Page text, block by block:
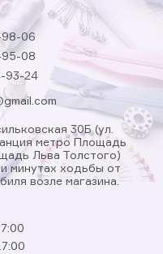
06
95-08
93-24
30Б (ул.
метро Площадь
Льва Толстого)
минутах ходьбы от
возле магазина.